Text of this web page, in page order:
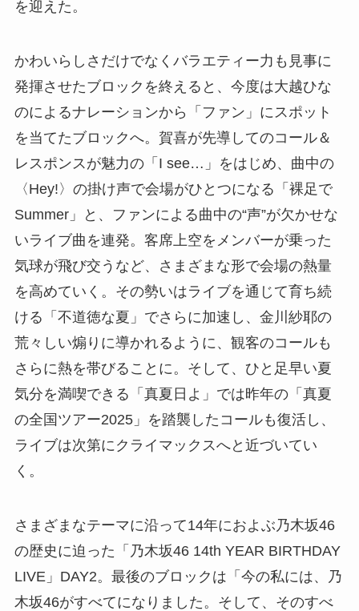
を迎えた。
かわいらしさだけでなくバラエティー力も見事に
発揮させたブロックを終えると、今度は大越ひな
のによるナレーションから「ファン」にスポット
を当てたブロックへ。賀喜が先導してのコール＆
レスポンスが魅力の「I see…」をはじめ、曲中の
〈Hey!〉の掛け声で会場がひとつになる「裸足で
Summer」と、ファンによる曲中の“声”が欠かせな
いライブ曲を連発。客席上空をメンバーが乗った
気球が飛び交うなど、さまざまな形で会場の熱量
を高めていく。その勢いはライブを通じて育ち続
ける「不道徳な夏」でさらに加速し、金川紗耶の
荒々しい煽りに導かれるように、観客のコールも
さらに熱を帯びることに。そして、ひと足早い夏
気分を満喫できる「真夏日よ」では昨年の「真夏
の全国ツアー2025」を踏襲したコールも復活し、
ライブは次第にクライマックスへと近づいてい
く。
さまざまなテーマに沿って14年におよぶ乃木坂46
の歴史に迫った「乃木坂46 14th YEAR BIRTHDAY
LIVE」DAY2。最後のブロックは「今の私には、乃
木坂46がすべてになりました。そして、そのすべ